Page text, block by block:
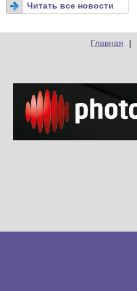
Читать все новости
Главная |